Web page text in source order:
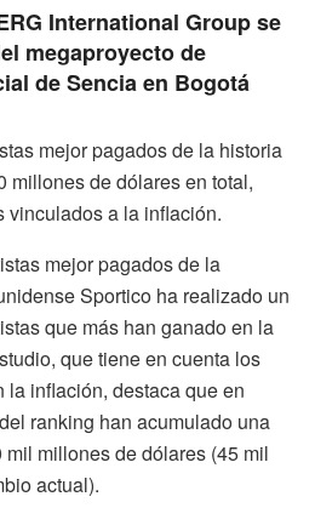
International Group se
megaproyecto de
de Sencia en Bogotá
mejor pagados de la historia
millones de dólares en total,
vinculados a la inflación.
mejor pagados de la
Sportico ha realizado un
que más han ganado en la
que tiene en cuenta los
inflación, destaca que en
ranking han acumulado una
millones de dólares (45 mil
actual).